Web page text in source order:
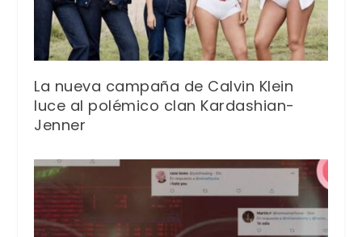
La nueva campaña de Calvin Klein
luce al polémico clan Kardashian-
Jenner